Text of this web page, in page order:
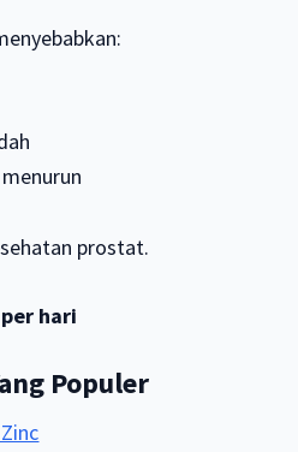
prostat.
hari
Populer